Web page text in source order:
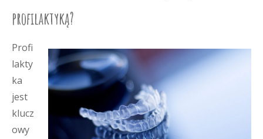
profilaktyką?
Profi
lakty
ka
jest
klucz
owy